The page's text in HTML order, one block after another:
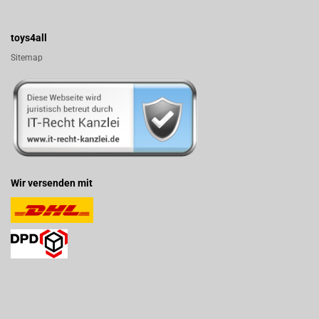
toys4all
Sitemap
Wir versenden mit